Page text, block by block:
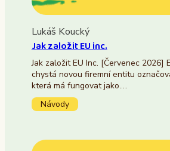
Lukáš Koucký
Jak založit EU inc.
Jak založit EU Inc. [Červenec 2026]
chystá novou firemní entitu
která má fungovat jako…
Návody